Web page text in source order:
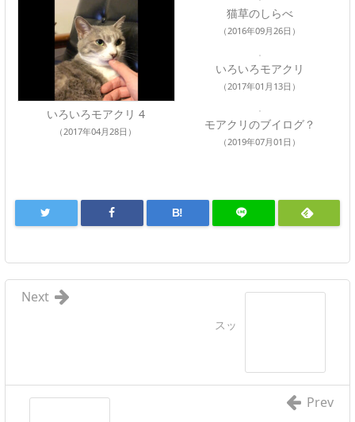
いろいろモアクリ 4
（2017年04月28日）
猫草のしらべ
（2016年09月26日）
いろいろモアクリ
（2017年01月13日）
モアクリのブイログ？
（2019年07月01日）
B!
スッ
Next
Prev